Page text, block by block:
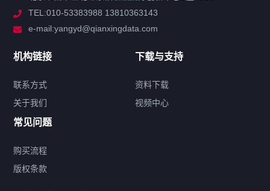
解决方案
联系方式
热门标签
TEL:010-53383988 13810363143
e-mail:yangyd@qianxingdata.com
机构链接
联系方式
关于我们
下载与支持
资料下载
视频中心
常见问题
购买流程
版权条款